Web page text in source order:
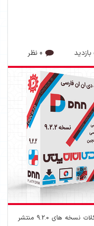
دی ان ان نسخه 9.2.2 با رویکرد رفع مشکلات نسخه های 9.2.0 منتشر